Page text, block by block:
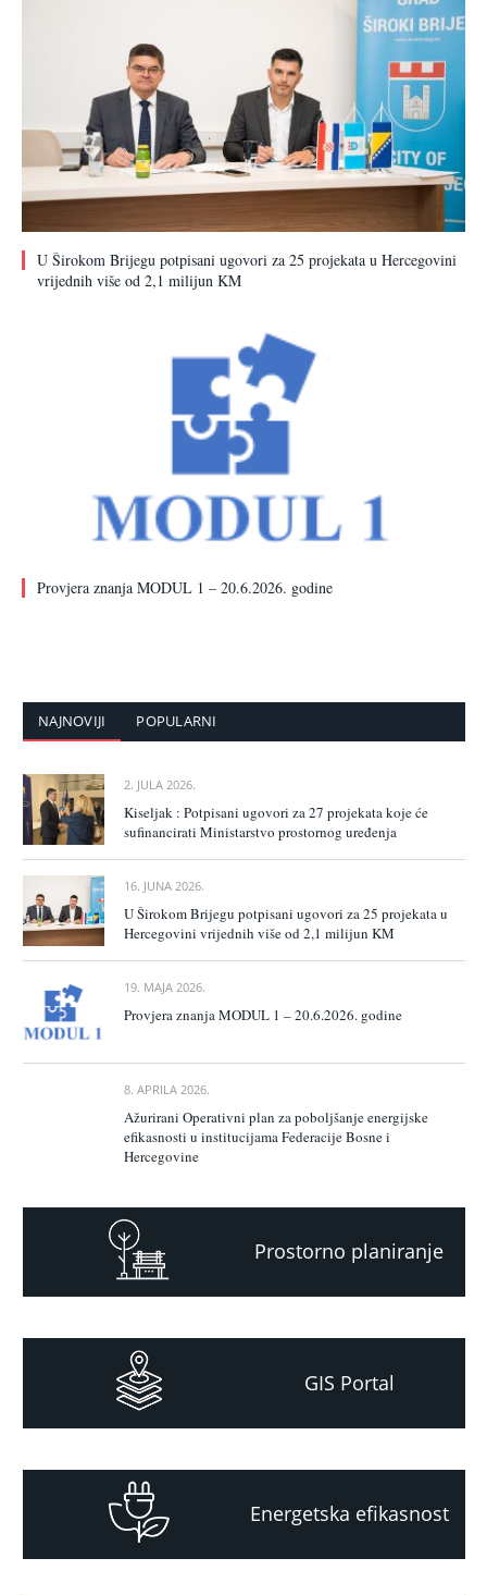
U Širokom Brijegu potpisani ugovori za 25 projekata u Hercegovini
vrijednih više od 2,1 milijun KM
Provjera znanja MODUL 1 – 20.6.2026. godine
NAJNOVIJI POPULARNI
2. JULA 2026.
Kiseljak : Potpisani ugovori za 27 projekata koje će
sufinancirati Ministarstvo prostornog uređenja
16. JUNA 2026.
U Širokom Brijegu potpisani ugovori za 25 projekata u
Hercegovini vrijednih više od 2,1 milijun KM
19. MAJA 2026.
Provjera znanja MODUL 1 – 20.6.2026. godine
8. APRILA 2026.
Ažurirani Operativni plan za poboljšanje energijske
efikasnosti u institucijama Federacije Bosne i
Hercegovine
Prostorno planiranje
GIS Portal
Energetska efikasnost